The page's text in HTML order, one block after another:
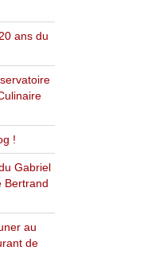
ans du
!
Gabriel
Bertrand
au
de